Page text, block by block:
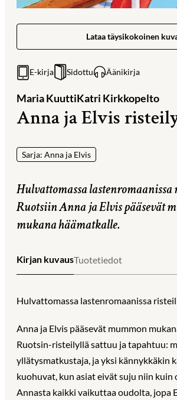
Lataa täysikokoinen
E-kirja Sidottu Äänikirja
Maria KuuttiKatri Kirkkopelto
Anna ja Elvis
Sarja: Anna ja Elvis
Hulvattomassa
Ruotsiin Anna ja Elvis pääsevät
mukana häämatkalle.
Kirjan kuvausTuotetiedot
Hulvattomassa lastenromaanissa
Anna ja Elvis pääsevät mummon
Ruotsin-risteilyllä sattuu ja tapahtuu:
yllätysmatkustaja, ja yksi kännykkäkin
kuohuvat, kun asiat eivät suju niin kuin
Annasta kaikki vaikuttaa oudolta, jopa